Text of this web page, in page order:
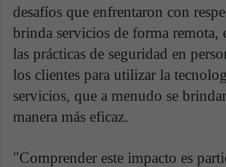
desafíos que enfrentaron con
brinda servicios de forma remota,
las prácticas de seguridad en
los clientes para utilizar la
servicios, que a menudo se
manera más eficaz.
"Comprender este impacto es